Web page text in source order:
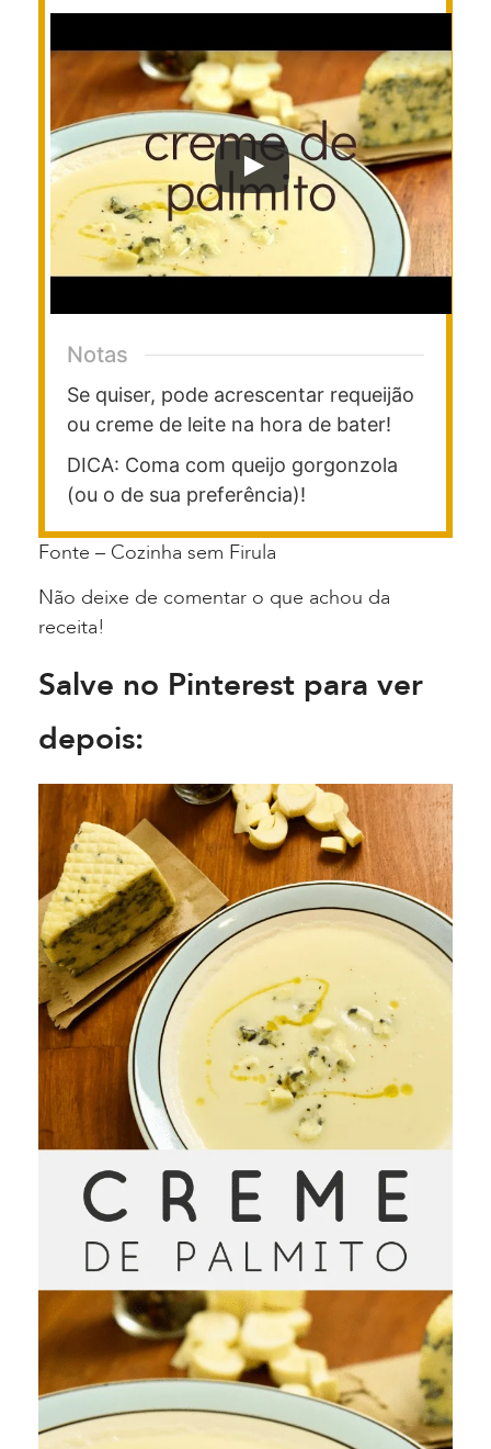
Notas
Se quiser, pode acrescentar requeijão
ou creme de leite na hora de bater!
DICA: Coma com queijo gorgonzola
(ou o de sua preferência)!
Fonte – Cozinha sem Firula
Não deixe de comentar o que achou da
receita!
Salve no Pinterest para ver
depois: